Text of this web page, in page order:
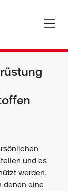
und es
werden.
denen eine